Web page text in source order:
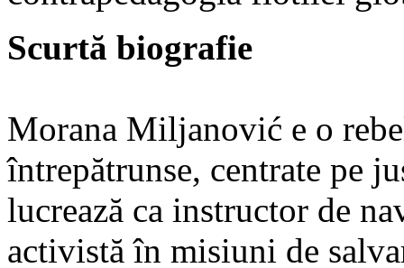
Scurtă biografie
Morana Miljanović e o
întrepătrunse, centrate pe
lucrează ca instructor de
activistă în misiuni de